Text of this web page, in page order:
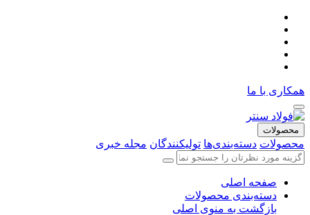
همکاری با ما
محصولات
محصولات دسته‌بندی‌ها تولیکنندگان مجله خبری
صفحه اصلی
دسته‌بندی محصولات
بازگشت به منوی اصلی